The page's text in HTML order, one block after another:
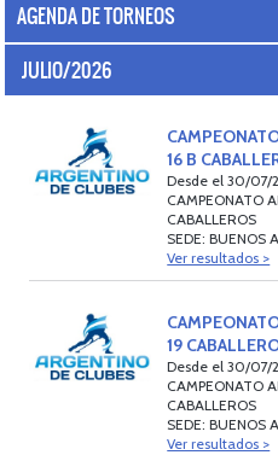
AGENDA DE TORNEOS
JULIO/2026
16 B
Desde el 30/
CAMPEONATO
CABALLEROS
SEDE: BUENOS
Ver resultados >
19
Desde el 30/
CAMPEONATO
CABALLEROS
SEDE: BUENOS
Ver resultados >